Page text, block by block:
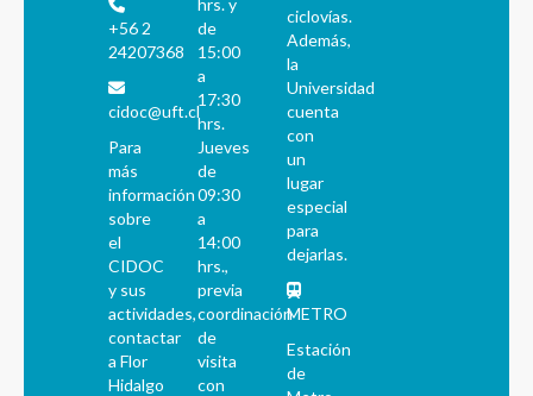
+56 2
24207368
cidoc@uft.cl
Para
más
información
sobre
el
CIDOC
y sus
actividades,
contactar
a Flor
Hidalgo
hrs. y
de
15:00
a
17:30
hrs.
Jueves
de
09:30
a
14:00
hrs.,
previa
coordinación
de
visita
con
ciclovías.
Además,
la
Universidad
cuenta
con
un
lugar
especial
para
dejarlas.
METRO
Estación
de